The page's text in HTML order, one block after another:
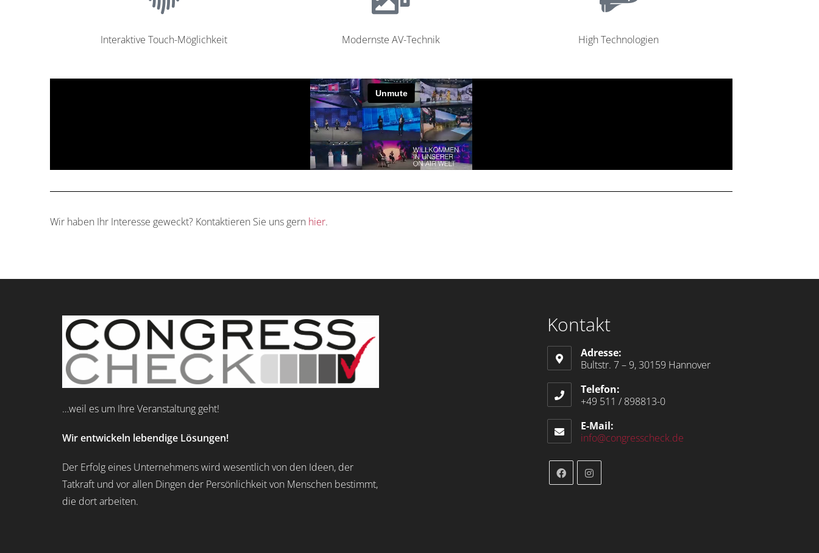
Interaktive Touch-Möglichkeit Modernste AV-Technik High Technologien
Wir haben Ihr Interesse geweckt? Kontaktieren Sie uns gern hier.
…weil es um Ihre Veranstaltung geht!
Wir entwickeln lebendige Lösungen!
Der Erfolg eines Unternehmens wird wesentlich von den Ideen, der
Tatkraft und vor allen Dingen der Persönlichkeit von Menschen bestimmt,
die dort arbeiten.
Kontakt
Adresse:
Bultstr. 7 – 9, 30159 Hannover
Telefon:
+49 511 / 898813-0
E-Mail:
info@congresscheck.de